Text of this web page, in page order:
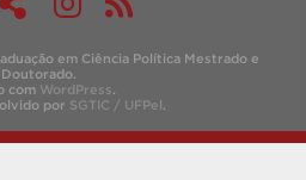
em Ciência Política Mestrado e
Doutorado.
com WordPress.
por SGTIC / UFPel.